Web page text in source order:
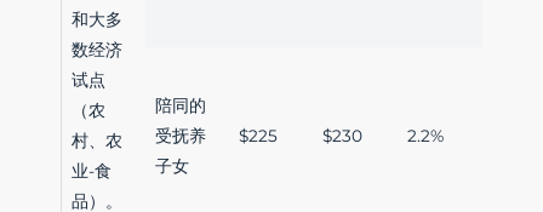
和大多
数经济
试点
（农
村、农
业-食
品）。
陪同的
受抚养
子女
$225 $230 2.2%